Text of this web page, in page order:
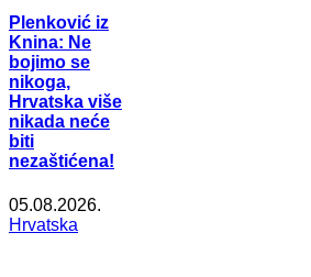
Plenković iz
Knina: Ne
bojimo se
nikoga,
Hrvatska više
nikada neće
biti
nezaštićena!
05.08.2026.
Hrvatska